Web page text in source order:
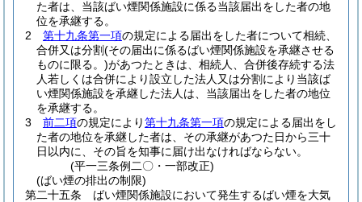
た者は、当該ばい煙関係施設に係る当該届出をした者の地
位を承継する。
2
第十九条第一項の規定による届出をした者について相続、
合併又は分割(その届出に係るばい煙関係施設を承継させる
ものに限る。)があつたときは、相続人、合併後存続する法
人若しくは合併により設立した法人又は分割により当該ば
い煙関係施設を承継した法人は、当該届出をした者の地位
を承継する。
3
前二項の規定により第十九条第一項の規定による届出をし
た者の地位を承継した者は、その承継があつた日から三十
日以内に、その旨を知事に届け出なければならない。
(平一三条例二〇・一部改正)
(ばい煙の排出の制限)
第二十五条
ばい煙関係施設において発生するばい煙を大気